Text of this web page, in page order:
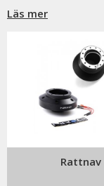
Är det något som
Till Volkswagen
Läs mer
Rattnav